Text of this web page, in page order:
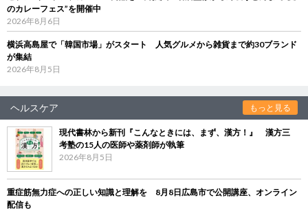
のカレーフェス”を開催中
2026年8月6日
横浜高島屋で「韓国市場」がスタート 人気グルメから雑貨まで約30ブランド
が集結
2026年8月5日
ヘルスケア もっと見る
現代書林から新刊『こんなときには、まず、漢方！』 漢方三
考塾の15人の医師や薬剤師が執筆
2026年8月5日
重症筋無力症への正しい知識と理解を 8月8日広島市で公開講座、オンライン
配信も